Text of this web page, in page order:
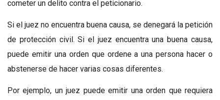
cometer un delito contra el peticionario.
Si el juez no encuentra buena causa, se denegará la petición
de protección civil. Si el juez encuentra una buena causa,
puede emitir una orden que ordene a una persona hacer o
abstenerse de hacer varias cosas diferentes.
Por ejemplo, un juez puede emitir una orden que requiera